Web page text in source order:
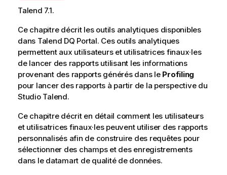
a
b
l
t
y
n
o
t
e
v
a
i
l
a
b
i
l
i
y
-
n
o
t
Talend 7.1.
Ce chapitre décrit les outils analytiques disponibles
dans Talend DQ Portal. Ces outils analytiques
permettent aux utilisateurs et utilisatrices finaux·les
de lancer des rapports utilisant les informations
provenant des rapports générés dans le Profiling
pour lancer des rapports à partir de la perspective du
Studio Talend.
Ce chapitre décrit en détail comment les utilisateurs
et utilisatrices finaux·les peuvent utiliser des rapports
personnalisés afin de construire des requêtes pour
sélectionner des champs et des enregistrements
dans le datamart de qualité de données.